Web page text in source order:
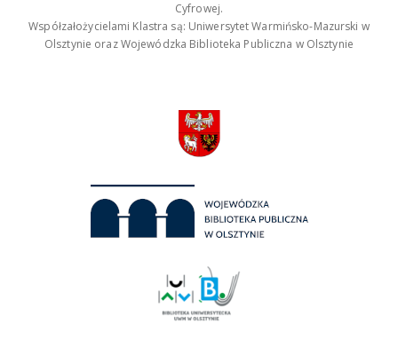
Cyfrowej.
Współzałożycielami Klastra są: Uniwersytet Warmińsko-Mazurski w
Olsztynie oraz Wojewódzka Biblioteka Publiczna w Olsztynie